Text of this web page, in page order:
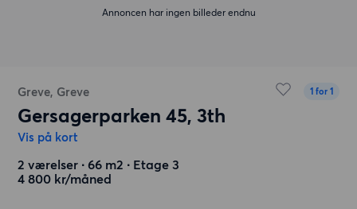
Annoncen har ingen billeder endnu
Greve, Greve 1 for 1
Gersagerparken 45, 3th
Vis på kort
2 værelser ∙ 66 m2 ∙ Etage 3
4 800 kr/måned